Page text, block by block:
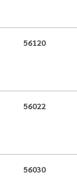
56120
56022
56030